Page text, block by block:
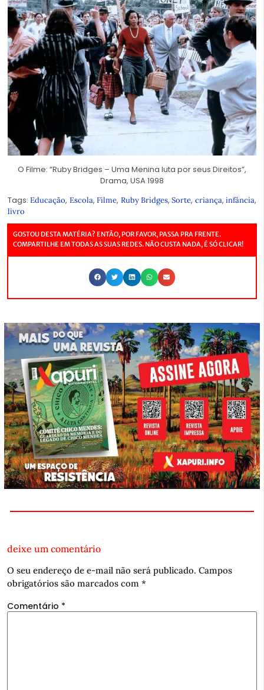
O Filme: “Ruby Bridges – Uma Menina luta por seus Direitos”,
Drama, USA 1998
Tags:Educação, Escola,Filme, Ruby Bridges,Sorte, criança, infância,
livro
GOSTOU DESTA MATÉRIA? ENTÃO, POR FAVOR, PASSA PRA FRENTE.
COMPARTILHE EM TODAS AS SUAS REDES. NÃO CUSTA NADA, É SÓ CLICAR!
deixe um comentário
O seu endereço de e-mail não será publicado. Campos
obrigatórios são marcados com *
Comentário *